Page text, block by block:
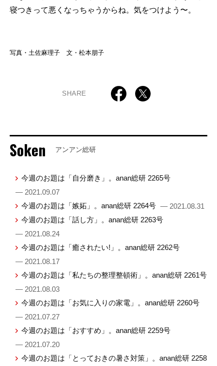
寝つきって悪くなっちゃうからね。気をつけよう〜。
写真・土佐麻理子 文・松本朋子
SHARE
Soken アンアン総研
今週のお題は「自分磨き」。anan総研 2265号
— 2021.09.07
今週のお題は「嫉妬」。anan総研 2264号 — 2021.08.31
今週のお題は「話し方」。anan総研 2263号
— 2021.08.24
今週のお題は「癒されたい!」。anan総研 2262号
— 2021.08.17
今週のお題は「私たちの整理整頓術」。anan総研 2261号
— 2021.08.03
今週のお題は「お気に入りの家電」。anan総研 2260号
— 2021.07.27
今週のお題は「おすすめ」。anan総研 2259号
— 2021.07.20
今週のお題は「とっておきの暑さ対策」。anan総研 2258